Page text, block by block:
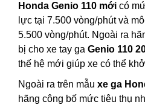
Honda Genio 110 mới có
lực tại 7.500 vòng/phút và
5.500 vòng/phút. Ngoài ra
bị cho xe tay ga Genio 110
thế hệ mới giúp xe có thể
Ngoài ra trên mẫu xe ga
hãng công bố mức tiêu thụ